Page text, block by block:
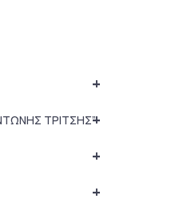
+
+
ΤΡΙΤΣΗΣ”
+
+